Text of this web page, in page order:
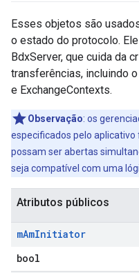
Esses objetos são
o estado do protocolo.
BdxServer, que cuida da
transferências, incluindo
e ExchangeContexts.
Observação: os
especificados pelo
possam ser abertas
seja compatível com uma
Atributos públicos
mAmInitiator
bool